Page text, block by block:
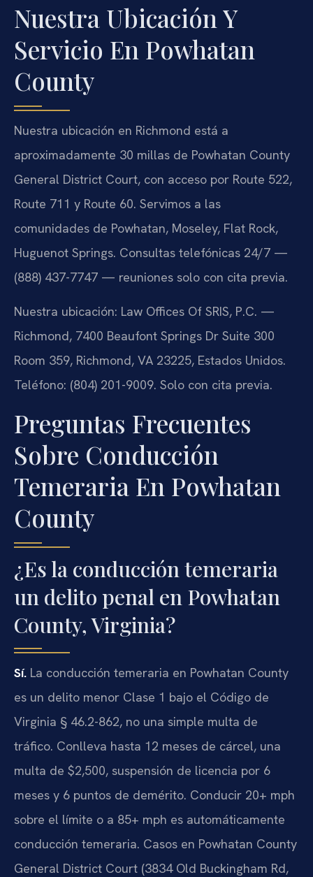
Nuestra Ubicación Y
Servicio En Powhatan
County
Nuestra ubicación en Richmond está a
aproximadamente 30 millas de Powhatan County
General District Court, con acceso por Route 522,
Route 711 y Route 60. Servimos a las
comunidades de Powhatan, Moseley, Flat Rock,
Huguenot Springs. Consultas telefónicas 24/7 —
(888) 437-7747 — reuniones solo con cita previa.
Nuestra ubicación: Law Offices Of SRIS, P.C. —
Richmond, 7400 Beaufont Springs Dr Suite 300
Room 359, Richmond, VA 23225, Estados Unidos.
Teléfono: (804) 201-9009. Solo con cita previa.
Preguntas Frecuentes
Sobre Conducción
Temeraria En Powhatan
County
¿Es la conducción temeraria
un delito penal en Powhatan
County, Virginia?
Sí. La conducción temeraria en Powhatan County
es un delito menor Clase 1 bajo el Código de
Virginia § 46.2-862, no una simple multa de
tráfico. Conlleva hasta 12 meses de cárcel, una
multa de $2,500, suspensión de licencia por 6
meses y 6 puntos de demérito. Conducir 20+ mph
sobre el límite o a 85+ mph es automáticamente
conducción temeraria. Casos en Powhatan County
General District Court (3834 Old Buckingham Rd,